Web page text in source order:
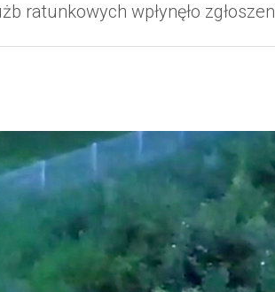
ratunkowych wpłynęło